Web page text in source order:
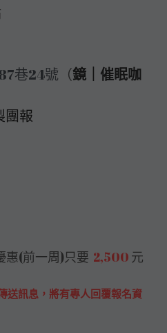
巷24號 （鏡｜催眠咖
團報
(前一周)只要
  2,500
元
送訊息，將有專人回覆報名資